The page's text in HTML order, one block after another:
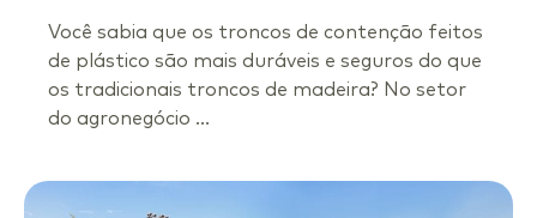
Você sabia que os troncos de contenção feitos
de plástico são mais duráveis e seguros do que
os tradicionais troncos de madeira? No setor
do agronegócio ...